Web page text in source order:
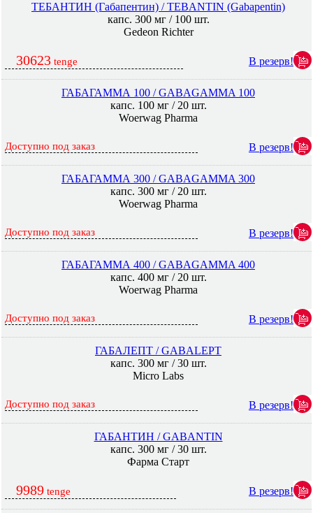
ТЕБАНТИН (Габапентин) / TEBANTIN (Gabapentin)
капс. 300 мг / 100 шт.
Gedeon Richter
30623 tenge В резерв!
ГАБАГАММА 100 / GABAGAMMA 100
капс. 100 мг / 20 шт.
Woerwag Pharma
Доступно под заказ В резерв!
ГАБАГАММА 300 / GABAGAMMA 300
капс. 300 мг / 20 шт.
Woerwag Pharma
Доступно под заказ В резерв!
ГАБАГАММА 400 / GABAGAMMA 400
капс. 400 мг / 20 шт.
Woerwag Pharma
Доступно под заказ В резерв!
ГАБАЛЕПТ / GABALEPT
капс. 300 мг / 30 шт.
Micro Labs
Доступно под заказ В резерв!
ГАБАНТИН / GABANTIN
капс. 300 мг / 30 шт.
Фарма Старт
9989 tenge В резерв!